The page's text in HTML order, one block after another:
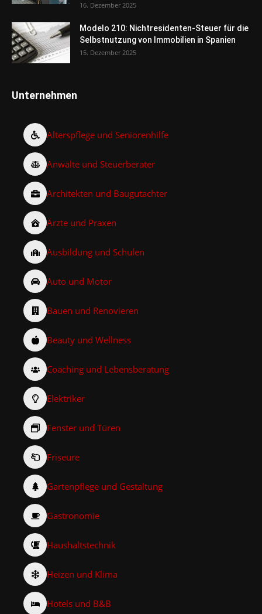
16. Dezember 2025
Modelo 210: Nichtresidenten-Steuer für die
Selbstnutzung von Immobilien in Spanien
15. Dezember 2025
Unternehmen
Alterspflege und Seniorenhilfe
Anwälte und Steuerberater
Architekten und Baugutachter
Ärzte und Praxen
Ausbildung und Schulen
Auto und Motor
Bauen und Renovieren
Beauty und Wellness
Coaching und Lebensberatung
Elektriker
Fenster und Türen
Friseure
Gartenpflege und Gestaltung
Gastronomie
Haushaltstechnik
Heizen und Klima
Hotels und B&B